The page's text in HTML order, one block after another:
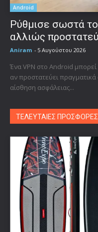
Android
Ρύθμισε σωστά
αλλιώς
Aniram - 5 Αυγούστου 2026
Ένα VPN στο Android
αν προστατεύει
αίσθηση ασφάλειας...
ΤΕΛΕΥΤΑΙΕΣ ΠΡΟΣΦΟΡΕΣ